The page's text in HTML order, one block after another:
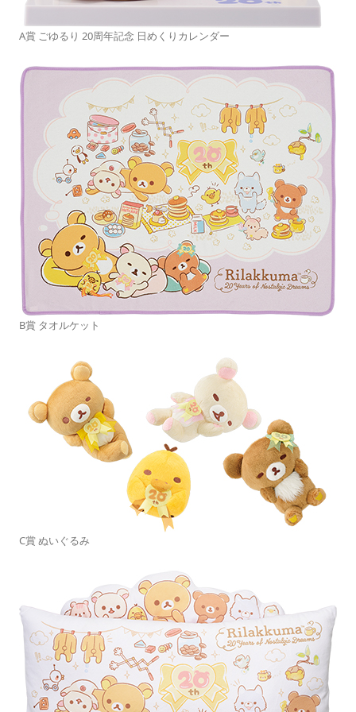
A賞 ごゆるり 20周年記念 日めくりカレンダー
B賞 タオルケット
C賞 ぬいぐるみ